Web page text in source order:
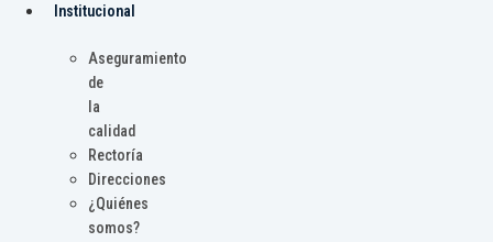
Institucional
Aseguramiento
de
la
calidad
Rectoría
Direcciones
¿Quiénes
somos?